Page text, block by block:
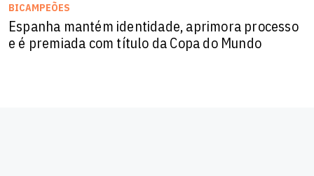
BICAMPEÕES
Espanha mantém identidade, aprimora processo
e é premiada com título da Copa do Mundo